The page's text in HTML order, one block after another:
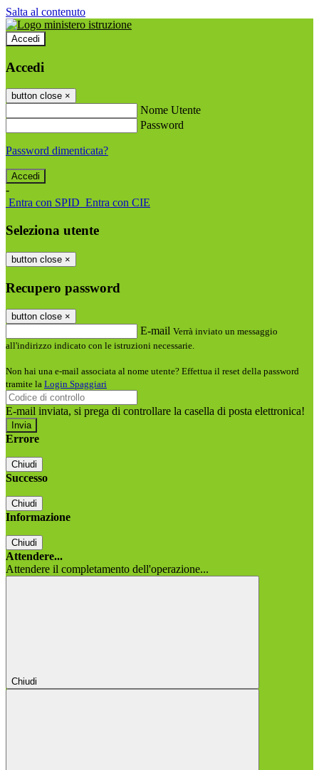
Salta al contenuto
Accedi
Accedi
button close ×
Nome Utente
Password
Password dimenticata?
-
Entra con SPID Entra con CIE
Seleziona utente
button close ×
Recupero password
button close ×
E-mail Verrà inviato un messaggio
all'indirizzo indicato con le istruzioni necessarie.
Non hai una e-mail associata al nome utente? Effettua il reset della password
tramite la Login Spaggiari
E-mail inviata, si prega di controllare la casella di posta elettronica!
Errore
Chiudi
Successo
Chiudi
Informazione
Chiudi
Attendere...
Attendere il completamento dell'operazione...
Chiudi